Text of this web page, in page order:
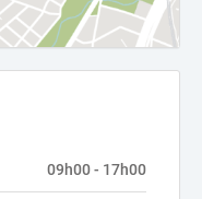
09h00 - 17h00